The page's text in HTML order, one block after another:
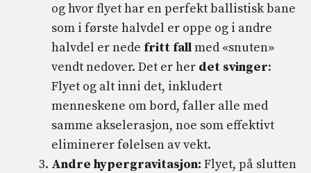
og hvor flyet har en perfekt ballistisk bane
som i første halvdel er oppe og i andre
halvdel er nede fritt fallmed «snuten»
vendt nedover. Det er her det svinger:
Flyet og alt inni det, inkludert
menneskene om bord, faller alle med
samme akselerasjon, noe som effektivt
eliminerer følelsen av vekt.
Andre hypergravitasjon: Flyet, på slutten